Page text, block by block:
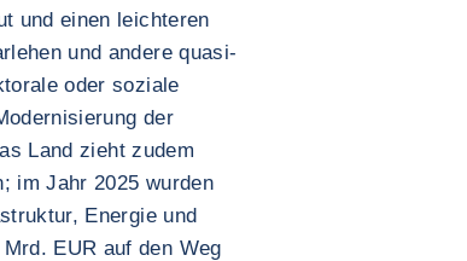
und einen leichteren
und andere quasi-
oder soziale
der
Land zieht zudem
im Jahr 2025 wurden
Energie und
EUR auf den Weg